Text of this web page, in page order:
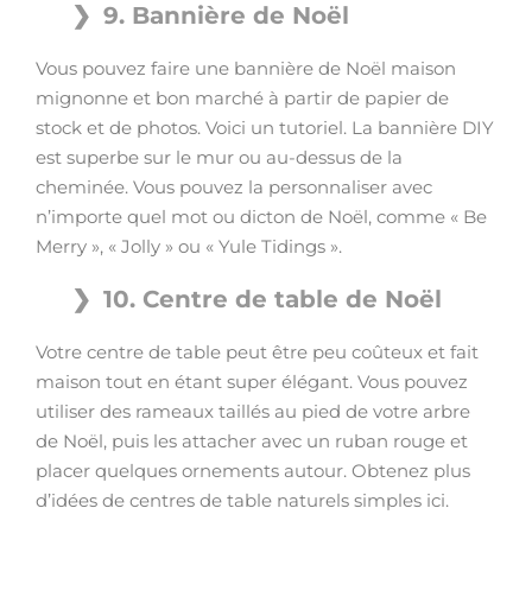
9. Bannière de Noël
Vous pouvez faire une bannière de Noël maison
mignonne et bon marché à partir de papier de
stock et de photos. Voici un tutoriel. La bannière DIY
est superbe sur le mur ou au-dessus de la
cheminée. Vous pouvez la personnaliser avec
n’importe quel mot ou dicton de Noël, comme « Be
Merry », « Jolly » ou « Yule Tidings ».
10. Centre de table de Noël
Votre centre de table peut être peu coûteux et fait
maison tout en étant super élégant. Vous pouvez
utiliser des rameaux taillés au pied de votre arbre
de Noël, puis les attacher avec un ruban rouge et
placer quelques ornements autour. Obtenez plus
d’idées de centres de table naturels simples ici.